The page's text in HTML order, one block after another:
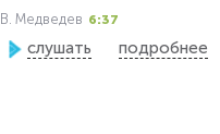
В. Медведев 6:37
слушать подробнее